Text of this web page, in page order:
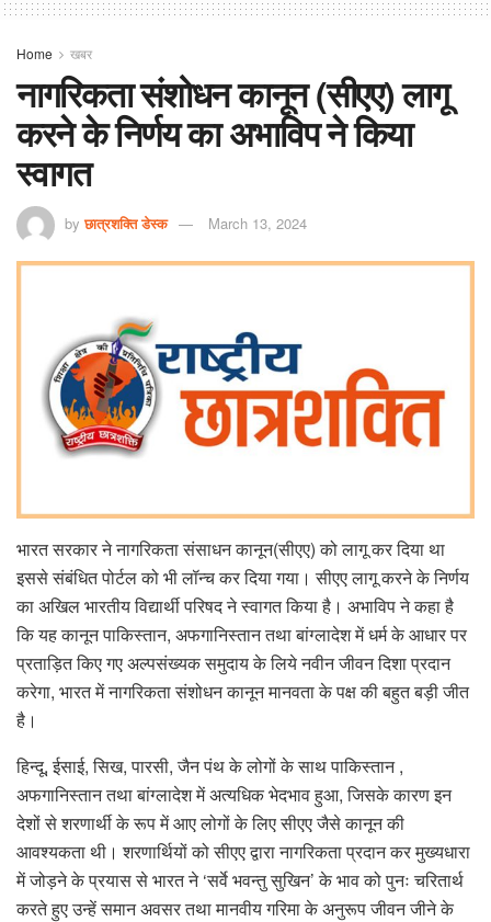
Home खबर
नागरिकता संशोधन कानून (सीएए) लागू
करने के निर्णय का अभाविप ने किया
स्वागत
by छात्रशक्ति डेस्क March 13, 2024
भारत सरकार ने नागरिकता संसाधन कानून(सीएए) को लागू कर दिया था
इससे संबंधित पोर्टल को भी लॉन्च कर दिया गया। सीएए लागू करने के निर्णय
का अखिल भारतीय विद्यार्थी परिषद ने स्वागत किया है। अभाविप ने कहा है
कि यह कानून पाकिस्तान, अफगानिस्तान तथा बांग्लादेश में धर्म के आधार पर
प्रताड़ित किए गए अल्पसंख्यक समुदाय के लिये नवीन जीवन दिशा प्रदान
करेगा, भारत में नागरिकता संशोधन कानून मानवता के पक्ष की बहुत बड़ी जीत
है।
हिन्दू, ईसाई, सिख, पारसी, जैन पंथ के लोगों के साथ पाकिस्तान ,
अफगानिस्तान तथा बांग्लादेश में अत्यधिक भेदभाव हुआ, जिसके कारण इन
देशों से शरणार्थी के रूप में आए लोगों के लिए सीएए जैसे कानून की
आवश्यकता थी। शरणार्थियों को सीएए द्वारा नागरिकता प्रदान कर मुख्यधारा
में जोड़ने के प्रयास से भारत ने ‘सर्वे भवन्तु सुखिन’ के भाव को पुनः चरितार्थ
करते हुए उन्हें समान अवसर तथा मानवीय गरिमा के अनुरूप जीवन जीने के